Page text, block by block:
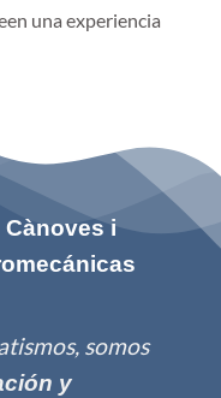
una experiencia
i
somos
y